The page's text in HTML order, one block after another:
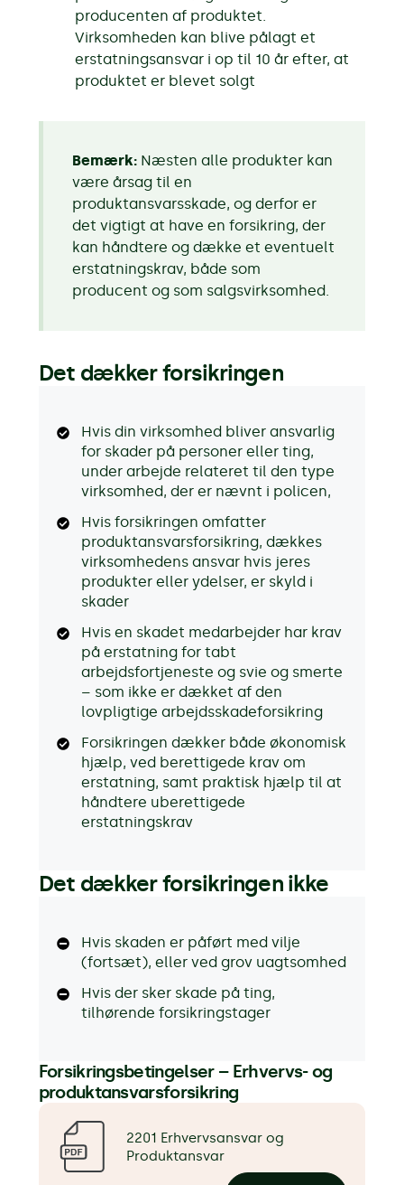
producenten af produktet.
Virksomheden kan blive pålagt et
erstatningsansvar i op til 10 år efter, at
produktet er blevet solgt
Bemærk: Næsten alle produkter kan
være årsag til en
produktansvarsskade, og derfor er
det vigtigt at have en forsikring, der
kan håndtere og dække et eventuelt
erstatningskrav, både som
producent og som salgsvirksomhed.
Det dækker forsikringen
Hvis din virksomhed bliver ansvarlig
for skader på personer eller ting,
under arbejde relateret til den type
virksomhed, der er nævnt i policen,
Hvis forsikringen omfatter
produktansvarsforsikring, dækkes
virksomhedens ansvar hvis jeres
produkter eller ydelser, er skyld i
skader
Hvis en skadet medarbejder har krav
på erstatning for tabt
arbejdsfortjeneste og svie og smerte
– som ikke er dækket af den
lovpligtige arbejdsskadeforsikring
Forsikringen dækker både økonomisk
hjælp, ved berettigede krav om
erstatning, samt praktisk hjælp til at
håndtere uberettigede
erstatningskrav
Det dækker forsikringen ikke
Hvis skaden er påført med vilje
(fortsæt), eller ved grov uagtsomhed
Hvis der sker skade på ting,
tilhørende forsikringstager
Forsikringsbetingelser – Erhvervs- og
produktansvarsforsikring
2201 Erhvervsansvar og
Produktansvar